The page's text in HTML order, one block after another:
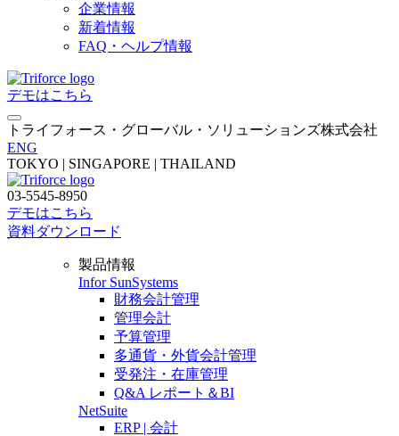
企業情報
新着情報
FAQ・ヘルプ情報
デモはこちら
トライフォース・グローバル・ソリューションズ株式会社
ENG
TOKYO | SINGAPORE | THAILAND
03-5545-8950
デモはこちら
資料ダウンロード
製品情報
Infor SunSystems
財務会計管理
管理会計
予算管理
多通貨・外貨会計管理
受発注・在庫管理
Q&A レポート＆BI
NetSuite
ERP | 会計